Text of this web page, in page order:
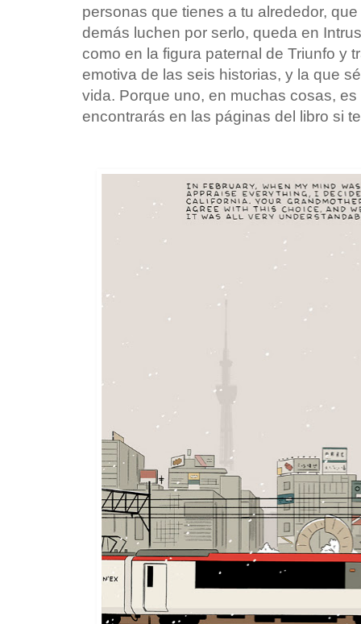
personas que tienes a tu alrededor,
demás luchen por serlo, queda en
como en la figura paternal de Triunfo y
emotiva de las seis historias, y la que
vida. Porque uno, en muchas cosas,
encontrarás en las páginas del libro si